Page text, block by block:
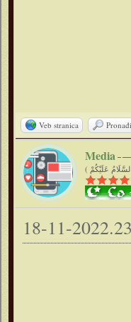
Veb stranica Pronađi
Media
18-11-